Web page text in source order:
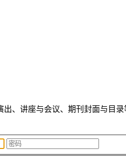
、讲座与会议、期刊封面与目录